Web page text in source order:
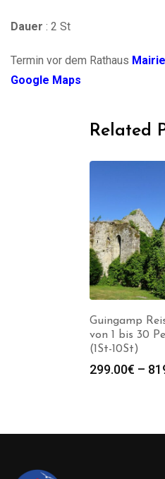
Dauer : 2 St
Termin vor dem Rathaus
Google Maps
Related
Guingamp
von 1 bis 30
(1St-10St)
299.00€ –